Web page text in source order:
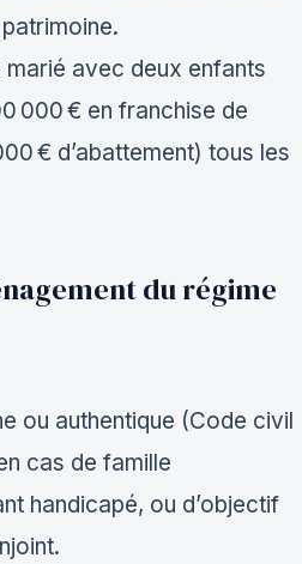
marié avec deux enfants
000 € en franchise de
€ d’abattement) tous les
du régime
ou authentique (Code civil
cas de famille
handicapé, ou d’objectif